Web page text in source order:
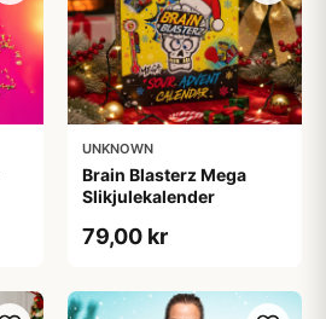
UNKNOWN
Brain Blasterz Mega
Slikjulekalender
79,00 kr